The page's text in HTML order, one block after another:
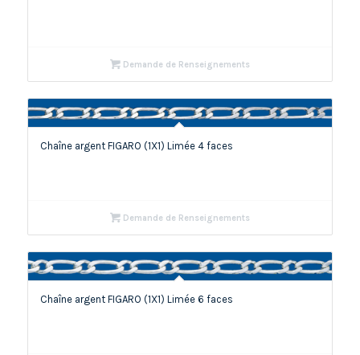
Demande de Renseignements
Chaîne argent FIGARO (1X1) Limée 4 faces
Demande de Renseignements
Chaîne argent FIGARO (1X1) Limée 6 faces